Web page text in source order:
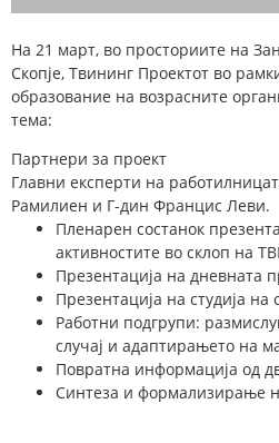
На 21 март, во просториите на
Скопје, Твининг Проектот во
образование на возрасните
тема:
Партнери за проект
Главни експерти на
Рамилиен и Г-дин Францис Леви.
Пленарен состанок
активностите во склоп на
Презентација на дневната
Презентација на студија на
Работни подгрупи:
случај и адаптирањето на
Повратна информација од
Синтеза и формализирање